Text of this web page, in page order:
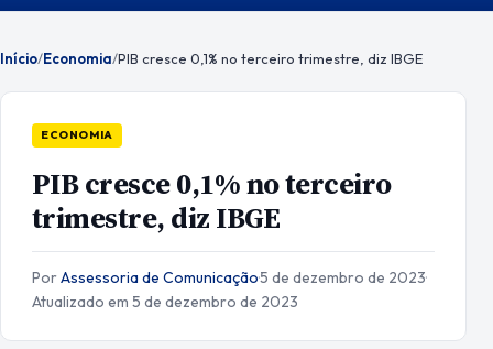
Menu
Início/Economia/PIB cresce 0,1% no terceiro trimestre, diz IBGE
ECONOMIA
PIB cresce 0,1% no terceiro
trimestre, diz IBGE
PorAssessoria de Comunicação·5 de dezembro de 2023·
Atualizado em 5 de dezembro de 2023